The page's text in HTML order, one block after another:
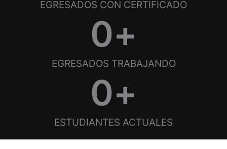
EGRESADOS CON CERTIFICADO
EGRESADOS TRABAJANDO
0+
ESTUDIANTES ACTUALES
0+